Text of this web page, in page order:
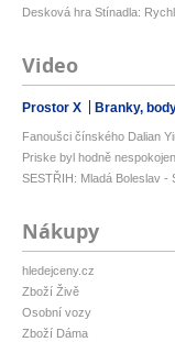
Desková hra Stínadla:
Video
Prostor X Branky,
Fanoušci čínského Dalian
Priske byl hodně
SESTŘIH: Mladá Boleslav -
Nákupy
hledejceny.cz
Zboží Živě
Osobní vozy
Zboží Dáma